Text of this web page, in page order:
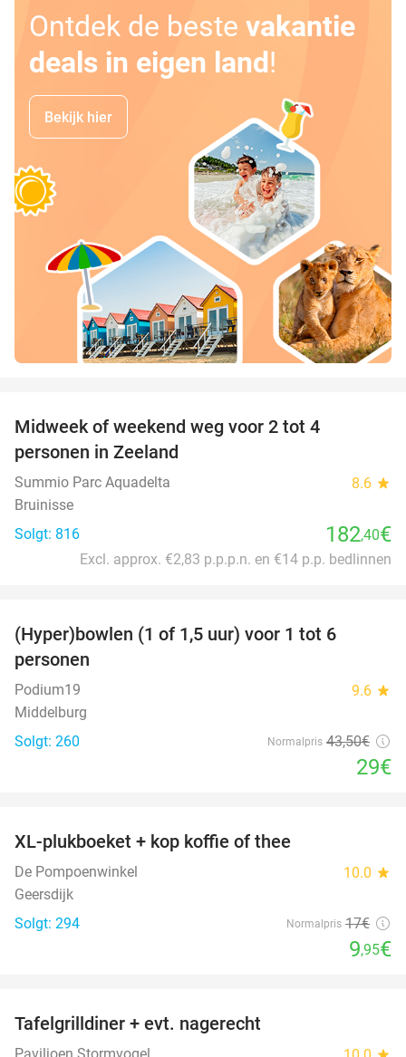
Ontdek de beste vakantie
deals in eigen land!
Bekijk hier
Midweek of weekend weg voor 2 tot 4
personen in Zeeland
Summio Parc Aquadelta 8.6 star
Bruinisse
Solgt: 816
182,40€
Excl. approx. €2,83 p.p.p.n. en €14 p.p. bedlinnen
(Hyper)bowlen (1 of 1,5 uur) voor 1 tot 6
personen
Podium19 9.6 star
Middelburg
Solgt: 260
Normalpris 43,50€
29€
XL-plukboeket + kop koffie of thee
De Pompoenwinkel 10.0 star
Geersdijk
Solgt: 294
Normalpris 17€
9,95€
Tafelgrilldiner + evt. nagerecht
Paviljoen Stormvogel